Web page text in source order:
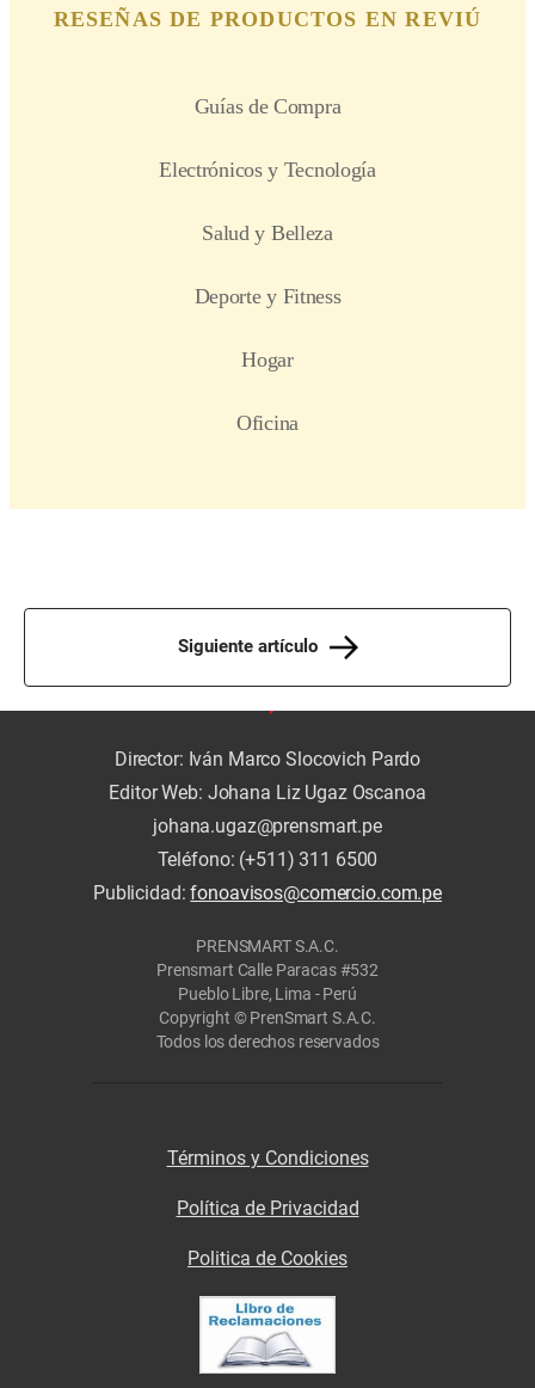
Siguiente artículo
Director: Iván Marco Slocovich Pardo
Editor Web: Johana Liz Ugaz Oscanoa
johana.ugaz@prensmart.pe
Teléfono: (+511) 311 6500
Publicidad:fonoavisos@comercio.com.pe
PRENSMART S.A.C.
Prensmart Calle Paracas #532
Pueblo Libre, Lima - Perú
Copyright © PrenSmart S.A.C.
Todos los derechos reservados
Términos y Condiciones
Política de Privacidad
Politica de Cookies